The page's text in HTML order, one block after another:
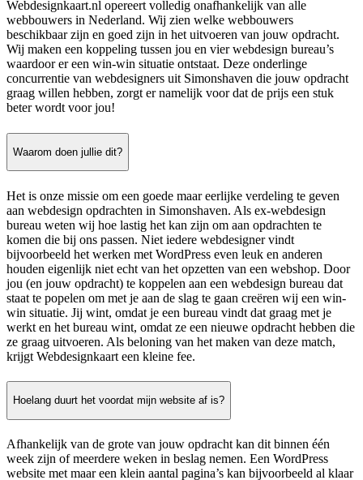
Webdesignkaart.nl opereert volledig onafhankelijk van alle
webbouwers in Nederland. Wij zien welke webbouwers
beschikbaar zijn en goed zijn in het uitvoeren van jouw opdracht.
Wij maken een koppeling tussen jou en vier webdesign bureau’s
waardoor er een win-win situatie ontstaat. Deze onderlinge
concurrentie van webdesigners uit Simonshaven die jouw opdracht
graag willen hebben, zorgt er namelijk voor dat de prijs een stuk
beter wordt voor jou!
Waarom doen jullie dit?
Het is onze missie om een goede maar eerlijke verdeling te geven
aan webdesign opdrachten in Simonshaven. Als ex-webdesign
bureau weten wij hoe lastig het kan zijn om aan opdrachten te
komen die bij ons passen. Niet iedere webdesigner vindt
bijvoorbeeld het werken met WordPress even leuk en anderen
houden eigenlijk niet echt van het opzetten van een webshop. Door
jou (en jouw opdracht) te koppelen aan een webdesign bureau dat
staat te popelen om met je aan de slag te gaan creëren wij een win-
win situatie. Jij wint, omdat je een bureau vindt dat graag met je
werkt en het bureau wint, omdat ze een nieuwe opdracht hebben die
ze graag uitvoeren. Als beloning van het maken van deze match,
krijgt Webdesignkaart een kleine fee.
Hoelang duurt het voordat mijn website af is?
Afhankelijk van de grote van jouw opdracht kan dit binnen één
week zijn of meerdere weken in beslag nemen. Een WordPress
website met maar een klein aantal pagina’s kan bijvoorbeeld al klaar